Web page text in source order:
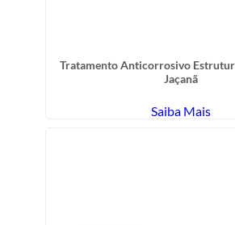
Tratamento Anticorrosivo
Jaçanã
Saiba Mais